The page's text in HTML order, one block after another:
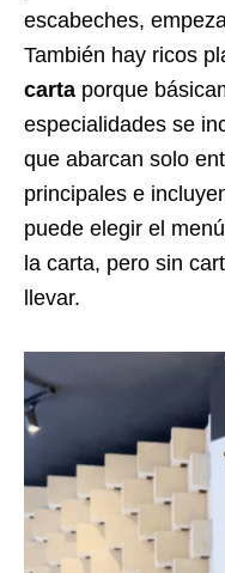
escabeches,
También hay ricos
carta porque
especialidades se
que abarcan solo
principales e
puede elegir el
la carta, pero sin
llevar.